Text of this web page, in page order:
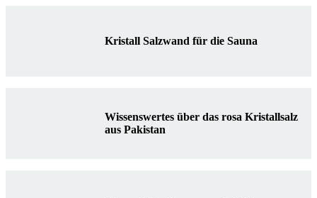
Kristall Salzwand für die Sauna
Wissenswertes über das rosa Kristallsalz
aus Pakistan